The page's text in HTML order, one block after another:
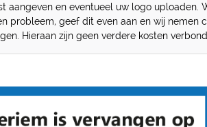
aangeven en eventueel uw logo uploaden.
probleem, geef dit even aan en wij nemen
Hieraan zijn geen verdere kosten